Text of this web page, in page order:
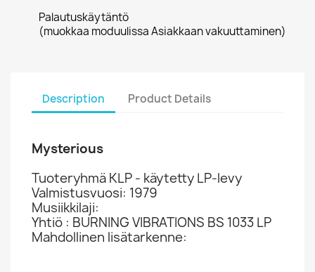
Palautuskäytäntö
(muokkaa moduulissa Asiakkaan vakuuttaminen)
Description Product Details
Mysterious
Tuoteryhmä KLP - käytetty LP-levy
Valmistusvuosi: 1979
Musiikkilaji:
Yhtiö : BURNING VIBRATIONS BS 1033 LP
Mahdollinen lisätarkenne: